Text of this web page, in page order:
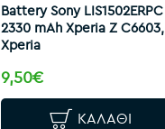
Battery Sony LIS1502ERPC
2330 mAh Xperia Z C6603,
Xperia
9,50€
ΚΑΛΆΘΙ